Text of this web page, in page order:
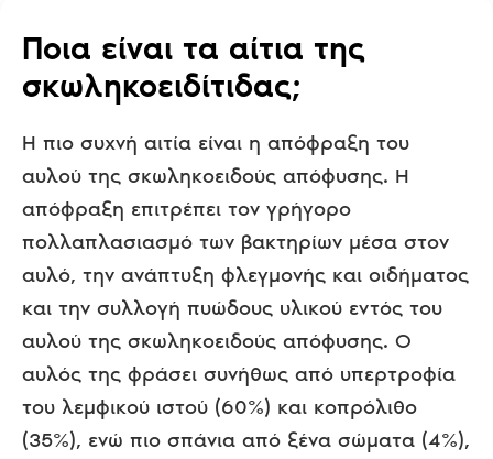
Ποια είναι τα αίτια της
σκωληκοειδίτιδας;
Η πιο συχνή αιτία είναι η απόφραξη του
αυλού της σκωληκοειδούς απόφυσης. Η
απόφραξη επιτρέπει τον γρήγορο
πολλαπλασιασμό των βακτηρίων μέσα στον
αυλό, την ανάπτυξη φλεγμονής και οιδήματος
και την συλλογή πυώδους υλικού εντός του
αυλού της σκωληκοειδούς απόφυσης. Ο
αυλός της φράσει συνήθως από υπερτροφία
του λεμφικού ιστού (60%) και κοπρόλιθο
(35%), ενώ πιο σπάνια από ξένα σώματα (4%),